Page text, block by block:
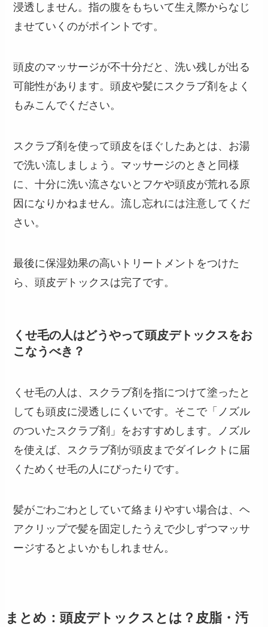
浸透しません。指の腹をもちいて生え際からなじ
ませていくのがポイントです。
頭皮のマッサージが不十分だと、洗い残しが出る
可能性があります。頭皮や髪にスクラブ剤をよく
もみこんでください。
スクラブ剤を使って頭皮をほぐしたあとは、お湯
で洗い流しましょう。マッサージのときと同様
に、十分に洗い流さないとフケや頭皮が荒れる原
因になりかねません。流し忘れには注意してくだ
さい。
最後に保湿効果の高いトリートメントをつけた
ら、頭皮デトックスは完了です。
くせ毛の人はどうやって頭皮デトックスをお
こなうべき？
くせ毛の人は、スクラブ剤を指につけて塗ったと
しても頭皮に浸透しにくいです。そこで「ノズル
のついたスクラブ剤」をおすすめします。ノズル
を使えば、スクラブ剤が頭皮までダイレクトに届
くためくせ毛の人にぴったりです。
髪がごわごわとしていて絡まりやすい場合は、ヘ
アクリップで髪を固定したうえで少しずつマッサ
ージするとよいかもしれません。
まとめ：頭皮デトックスとは？皮脂・汚